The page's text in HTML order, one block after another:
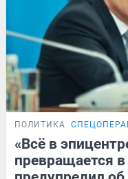
ПОЛИТИКА
«Всё в
превращается